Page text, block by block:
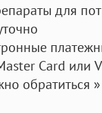
для
Card или
обратиться